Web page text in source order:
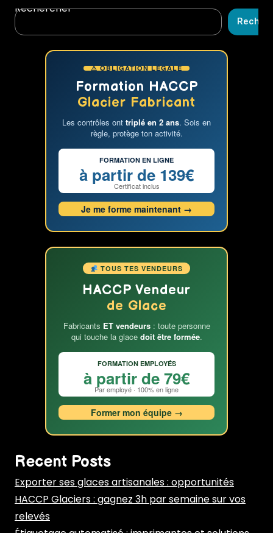
Rechercher
⚠ OBLIGATION LÉGALE
Formation HACCP
Glacier Fabricant
Les contrôles ont triplé en 2 ans. Sois en
règle, protège ton activité.
FORMATION EN LIGNE
à partir de 139€
Certificat inclus
Je me forme maintenant →
TOUS TES VENDEURS
HACCP Vendeur
de Glace
Fabricants ET vendeurs: toute personne
qui touche la glace doit être formée.
FORMATION EMPLOYÉS
à partir de 79€
Par employé · 100% en ligne
Former mon équipe →
Recent Posts
Exporter ses glaces artisanales : opportunités
HACCP Glaciers : gagnez 3h par semaine sur vos
relevés